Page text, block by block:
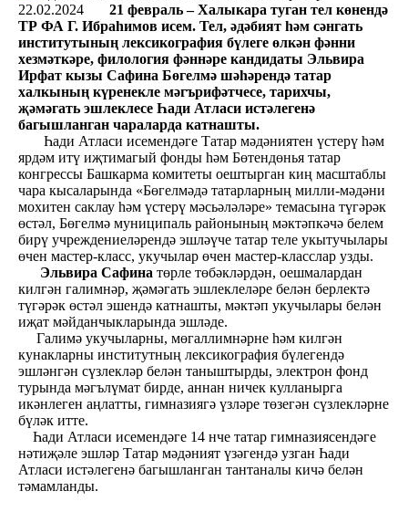
22.02.2024
21 февраль – Халыкара туган тел көнендә
ТР ФА Г. Ибраһимов исем. Тел, әдәбият һәм сәнгать
институтының лексикография бүлеге өлкән фәнни
хезмәткәре, филология фәннәре кандидаты Эльвира
Ирфат кызы Сафина Бөгелмә шәһәрендә татар
халкының күренекле мәгърифәтчесе, тарихчы,
җәмәгать эшлеклесе Һади Атласи истәлегенә
багышланган чараларда катнашты.
Һади Атласи исемендәге Татар мәдәниятен үстерү һәм
ярдәм итү иҗтимагый фонды һәм Бөтендөнья татар
конгрессы Башкарма комитеты оештырган киң масштаблы
чара кысаларында «Бөгелмәдә татарларның милли-мәдәни
мохитен саклау һәм үстерү мәсьәләләре» темасына түгәрәк
өстәл, Бөгелмә муниципаль районының мәктәпкәчә белем
бирү учреждениеләрендә эшләүче татар теле укытучылары
өчен мастер-класс, укучылар өчен мастер-класслар узды.
Эльвира Сафина төрле төбәкләрдән, оешмалардан
килгән галимнәр, җәмәгать эшлеклеләре белән берлектә
түгәрәк өстәл эшендә катнашты, мәктәп укучылары белән
иҗат мәйданчыкларында эшләде.
Галимә укучыларны, мөгаллимнәрне һәм килгән
кунакларны институтның лексикография бүлегендә
эшләнгән сүзлекләр белән таныштырды, электрон фонд
турында мәгълүмат бирде, аннан ничек кулланырга
икәнлеген аңлатты, гимназиягә үзләре төзегән сүзлекләрне
бүләк итте.
Һади Атласи исемендәге 14 нче татар гимназиясендәге
нәтиҗәле эшләр Татар мәдәният үзәгендә узган Һади
Атласи истәлегенә багышланган тантаналы кичә белән
тәмамланды.